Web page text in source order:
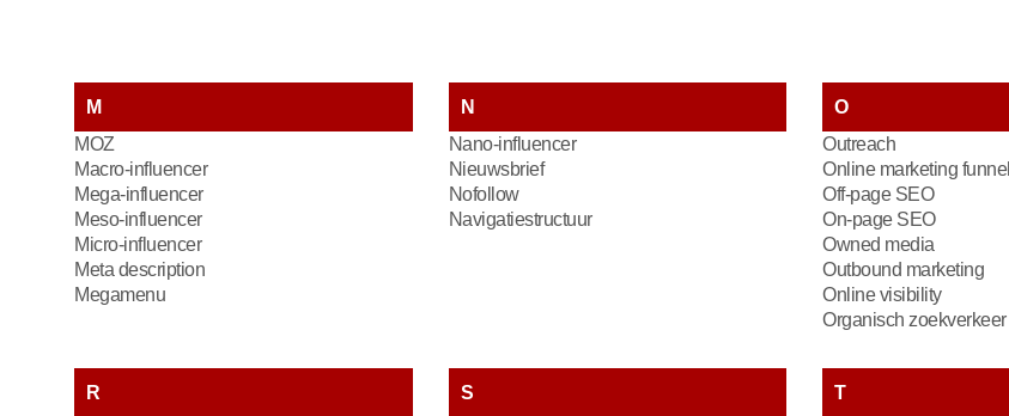
M
MOZ
Macro-influencer
Mega-influencer
Meso-influencer
Micro-influencer
Meta description
Megamenu
N
Nano-influencer
Nieuwsbrief
Nofollow
Navigatiestructuur
O
Outreach
Online marketing funnel
Off-page SEO
On-page SEO
Owned media
Outbound marketing
Online visibility
Organisch zoekverkeer
R
S
T